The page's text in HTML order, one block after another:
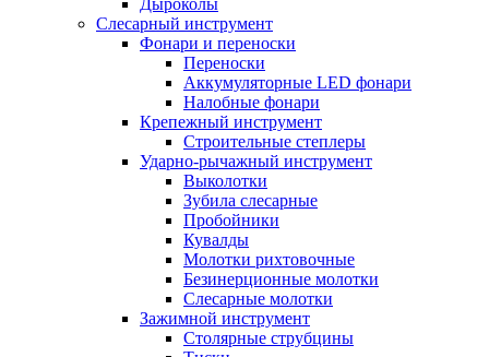
Дыроколы
Слесарный инструмент
Фонари и переноски
Переноски
Аккумуляторные LED фонари
Налобные фонари
Крепежный инструмент
Строительные степлеры
Ударно-рычажный инструмент
Выколотки
Зубила слесарные
Пробойники
Кувалды
Молотки рихтовочные
Безинерционные молотки
Слесарные молотки
Зажимной инструмент
Столярные струбцины